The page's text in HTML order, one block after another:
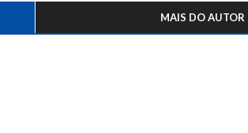
MAIS DO AUTOR